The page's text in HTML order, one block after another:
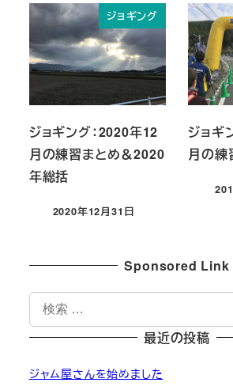
ジョギング
ジョギング：2020年12
月の練習まとめ＆2020
年総括
投稿日
2020年12月31日
ジョギ
月の練
投
Sponsored Link
検
索
最近の投稿
ジャム屋さんを始めました